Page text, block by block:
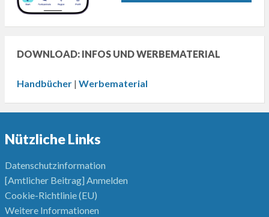
DOWNLOAD: INFOS UND WERBEMATERIAL
Handbücher| Werbematerial
Nützliche Links
Datenschutzinformation
[Amtlicher Beitrag] Anmelden
Cookie-Richtlinie (EU)
Weitere Informationen